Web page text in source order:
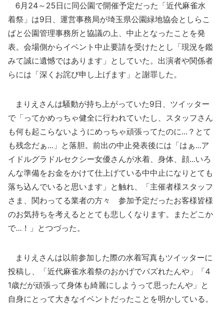
6月24～25日に同公園で開催予定だった「近代麻雀水
着祭」は9日、運営事務局が埼玉県公園緑地協会としらこ
ばと公園管理事務所と協議の上、中止となったことを発
表。会場側からイベント中止要請を受けたとし「現況を鑑
みて誠に遺憾ではあります」としていた。出演者や関係者
らには「深くお詫び申し上げます」と謝罪した。
まりえさんは騒動が持ち上がっていた9日、ツイッター
で「ってかめっちゃ健全に行われていたし、スタッフさん
も何も起こらないようにめっちゃ頑張ってたのに...？とて
も残念だぁ...」と落胆。前出の中止発表後には「はぁ...ア
イドルグラドルセクシー女優さんが水着、身体、顔...いろ
んな準備をお金をかけて仕上げている中中止になりとても
落ち込んでいると思います」と触れ、「主催者様スタッフ
さま、関わってる業者の方々 参加予定だったお客様皆様
のお気持ちを考えるととても悲しくなります。またどこか
で...！」とつづった。
まりえさんは以前参加した際の水着写真もツイッターに
投稿し、「近代麻雀水着祭のおかげでバズれたんや」「4
1歳だが頑張って身体も綺麗にしようって思ったんや」と
自身にとって大きなイベントだったことを明かしている。